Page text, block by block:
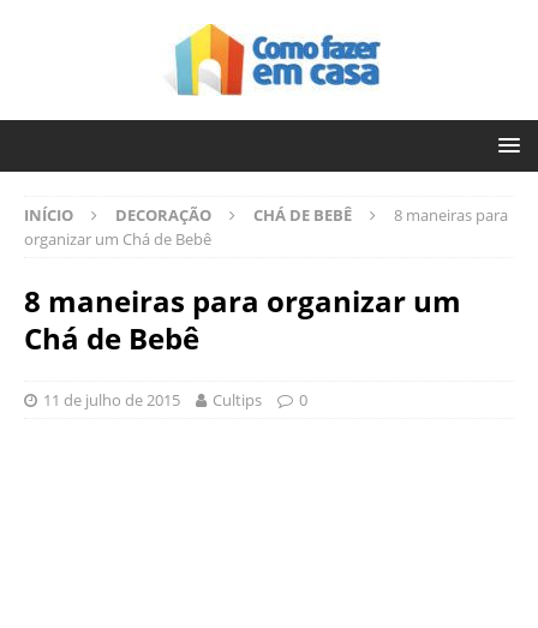
INÍCIO DECORAÇÃO CHÁ DE BEBÊ
8 maneiras para
organizar um Chá de Bebê
8 maneiras para organizar um
Chá de Bebê
11 de julho de 2015 Cultips 0